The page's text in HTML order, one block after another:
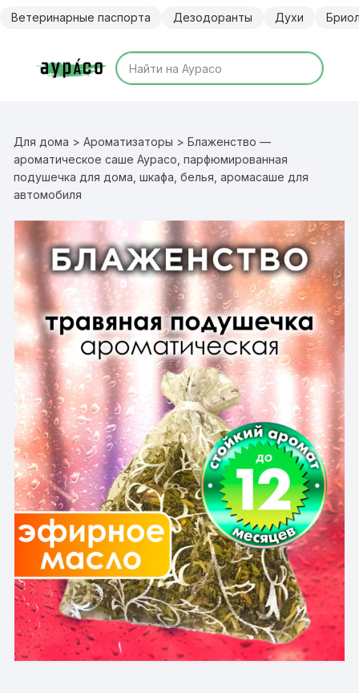
Ветеринарные паспорта Дезодоранты Духи
Для дома >Ароматизаторы > Блаженство —
ароматическое саше Аурасо, парфюмированная
подушечка для дома, шкафа, белья, аромасаше для
автомобиля